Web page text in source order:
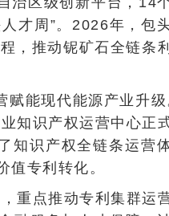
才周”。2026年，包
，推动铌矿石全链条
赋能现代能源产业升级
知识产权运营中心正
知识产权全链条运营
值专利转化。
重点推动专利集群运